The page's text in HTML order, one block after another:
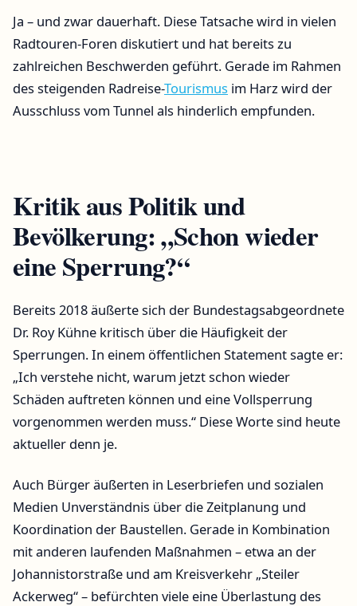
Ja – und zwar dauerhaft. Diese Tatsache wird in vielen
Radtouren-Foren diskutiert und hat bereits zu
zahlreichen Beschwerden geführt. Gerade im Rahmen
des steigenden Radreise-Tourismus im Harz wird der
Ausschluss vom Tunnel als hinderlich empfunden.
Kritik aus Politik und
Bevölkerung: „Schon wieder
eine Sperrung?“
Bereits 2018 äußerte sich der Bundestagsabgeordnete
Dr. Roy Kühne kritisch über die Häufigkeit der
Sperrungen. In einem öffentlichen Statement sagte er:
„Ich verstehe nicht, warum jetzt schon wieder
Schäden auftreten können und eine Vollsperrung
vorgenommen werden muss.“ Diese Worte sind heute
aktueller denn je.
Auch Bürger äußerten in Leserbriefen und sozialen
Medien Unverständnis über die Zeitplanung und
Koordination der Baustellen. Gerade in Kombination
mit anderen laufenden Maßnahmen – etwa an der
Johannistorstraße und am Kreisverkehr „Steiler
Ackerweg“ – befürchten viele eine Überlastung des